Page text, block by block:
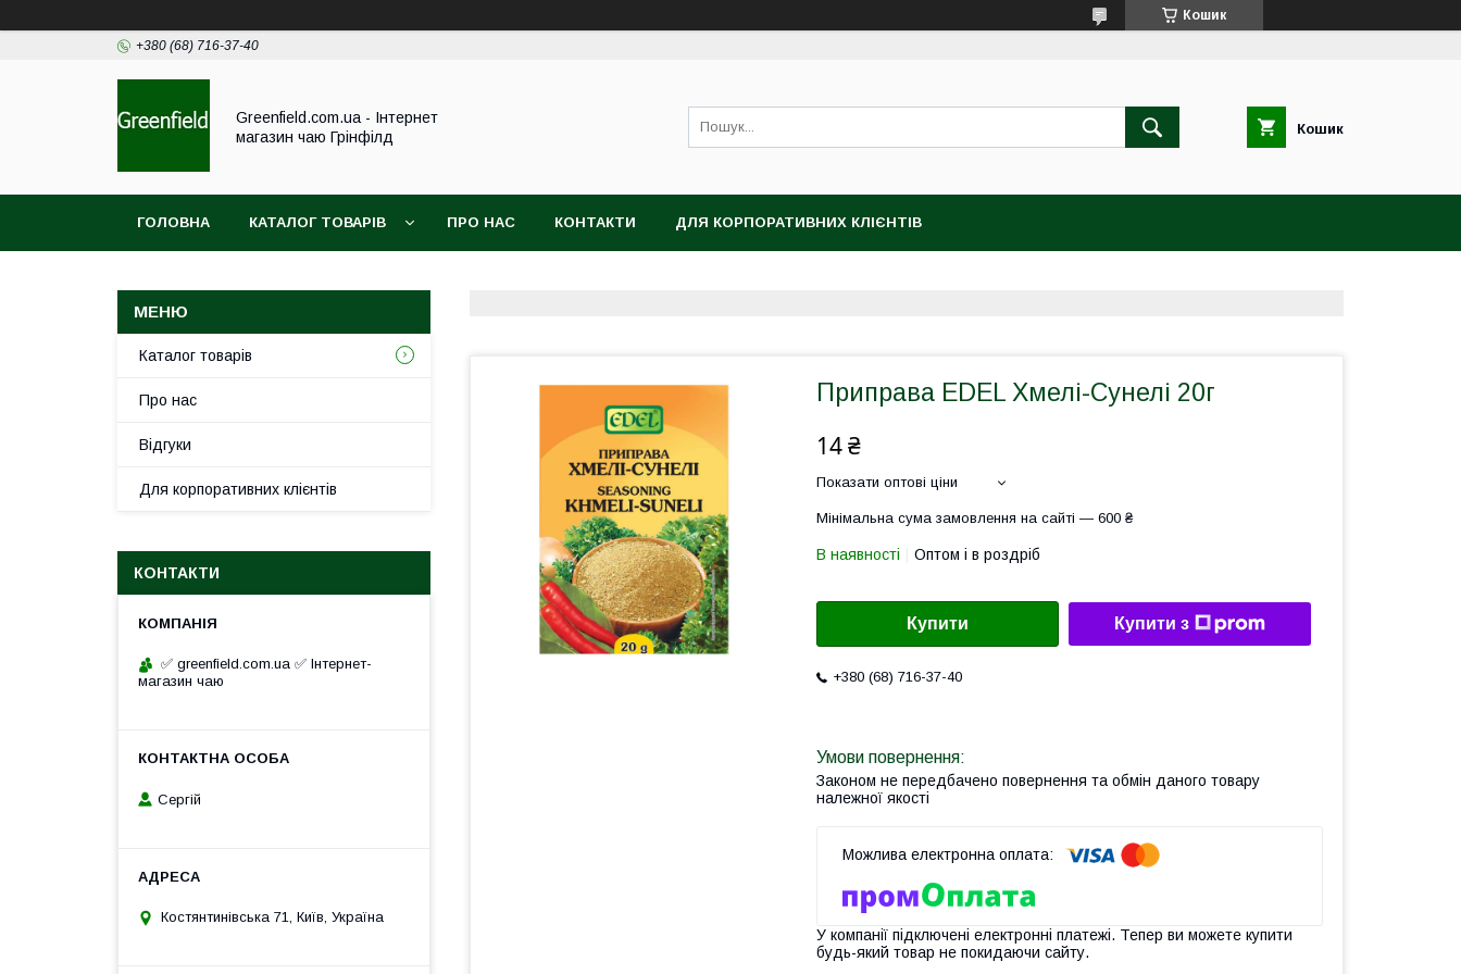
Кошик
+380 (68) 716-37-40
Greenfield.com.ua - Інтернет
магазин чаю Грінфілд
Кошик
ГОЛОВНА КАТАЛОГ ТОВАРІВ ПРО НАС КОНТАКТИ ДЛЯ КОРПОРАТИВНИХ КЛІЄНТІВ
Приправа EDEL Хмелі-Сунелі 20г
14 ₴
Показати оптові ціни
Мінімальна сума замовлення на сайті — 600 ₴
В наявності Оптом і в роздріб
Купити Купити з
+380 (68) 716-37-40
Законом не передбачено повернення та обмін даного товару
належної якості
У компанії підключені електронні платежі. Тепер ви можете купити
будь-який товар не покидаючи сайту.
Каталог товарів
Про нас
Відгуки
Для корпоративних клієнтів
КОНТАКТИ
✅ greenfield.com.ua ✅ Інтернет-
магазин чаю
Сергій
Костянтинівська 71, Київ, Україна